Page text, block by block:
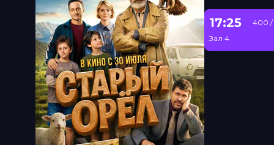
17:25
Зал 4
400 /